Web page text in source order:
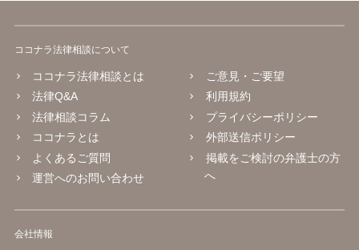
ココナラ法律相談について
ココナラ法律相談とは
法律Q&A
法律相談コラム
ココナラとは
よくあるご質問
運営へのお問い合わせ
ご意見・ご要望
利用規約
プライバシーポリシー
外部送信ポリシー
掲載をご検討の弁護士の方
へ
会社情報